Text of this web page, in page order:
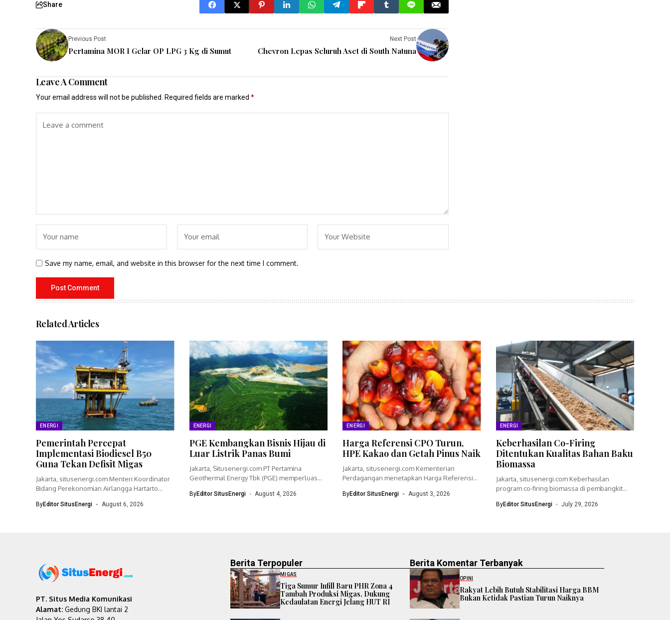
Share
Previous Post
Pertamina MOR I Gelar OP LPG 3 Kg di Sumut
Next Post
Chevron Lepas Seluruh Aset di South Natuna
Leave A Comment
Your email address will not be published. Required fields are marked *
Save my name, email, and website in this browser for the next time I comment.
Related Articles
ENERGI
Pemerintah Percepat
Implementasi Biodiesel B50
Guna Tekan Defisit Migas
Jakarta, situsenergi.com Menteri Koordinator
Bidang Perekonomian Airlangga Hartarto
mempercepat...
ByEditor SitusEnergi August 6, 2026
ENERGI
PGE Kembangkan Bisnis Hijau di
Luar Listrik Panas Bumi
Jakarta, Situsenergi.com PT Pertamina
Geothermal Energy Tbk (PGE) memperluas
ByEditor SitusEnergi August 4, 2026
ENERGI
Harga Referensi CPO Turun,
HPE Kakao dan Getah Pinus Naik
Jakarta, situsenergi.com Kementerian
Perdagangan menetapkan Harga Referensi
ByEditor SitusEnergi August 3, 2026
ENERGI
Keberhasilan Co-Firing
Ditentukan Kualitas Bahan Baku
Biomassa
Jakarta, situsenergi.com Keberhasilan
program co-firing biomassa di pembangkit
ByEditor SitusEnergi July 29, 2026
PT. Situs Media Komunikasi
Alamat: Gedung BKI lantai 2
Berita Terpopuler
MIGAS
Tiga Sumur Infill Baru PHR Zona 4
Tambah Produksi Migas, Dukung
Kedaulatan Energi Jelang HUT RI
Berita Komentar Terbanyak
OPINI
Rakyat Lebih Butuh Stabilitasi Harga BBM
Bukan Ketidak Pastian Turun Naiknya